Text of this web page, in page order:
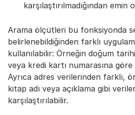
karşılaştırılmadığından emin
Arama ölçütleri bu fonksiyonda
belirlenebildiğinden farklı
kullanılabilir: Örneğin doğum
veya kredi kartı numarasına göre
Ayrıca adres verilerinden farklı,
kitap adı veya açıklama gibi
karşılaştırılabilir.